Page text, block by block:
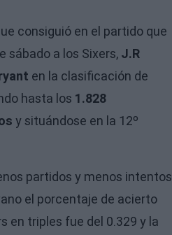
consiguió en el partido que
sábado a los Sixers, J.R
en la clasificación de
hasta los 1.828
y situándose en la 12º
partidos y menos intentos
el porcentaje de acierto
en triples fue del 0.329 y la